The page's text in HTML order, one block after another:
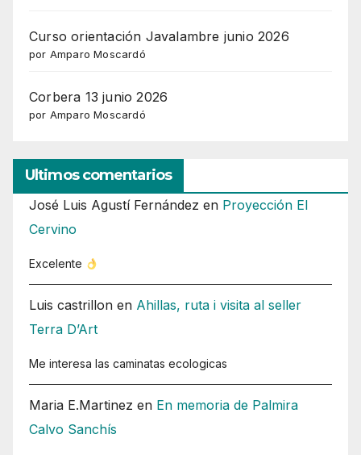
Curso orientación Javalambre junio 2026
por Amparo Moscardó
Corbera 13 junio 2026
por Amparo Moscardó
Ultimos comentarios
José Luis Agustí Fernández en Proyección El
Cervino
Excelente
Luis castrillon en Ahillas, ruta i visita al seller
Terra D’Art
Me interesa las caminatas ecologicas
Maria E.Martinez en En memoria de Palmira
Calvo Sanchís